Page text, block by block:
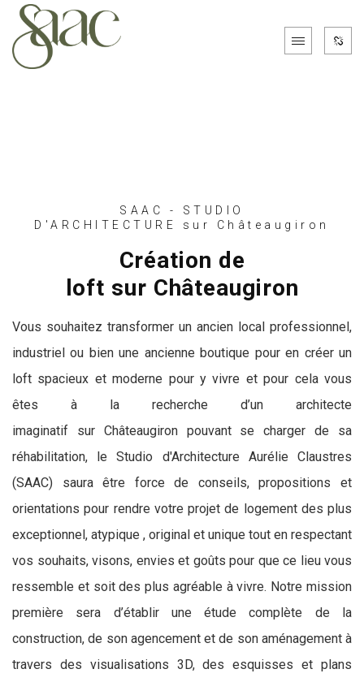
SAAC - STUDIO
D'ARCHITECTURE sur Châteaugiron
Création de
loft sur Châteaugiron
Vous souhaitez transformer un ancien local professionnel,
industriel ou bien une ancienne boutique pour en créer un
loft spacieux et moderne pour y vivre et pour cela vous
êtes à la recherche d’un architecte
imaginatif sur Châteaugiron pouvant se charger de sa
réhabilitation, le Studio d'Architecture Aurélie Claustres
(SAAC) saura être force de conseils, propositions et
orientations pour rendre votre projet de logement des plus
exceptionnel, atypique , original et unique tout en respectant
vos souhaits, visons, envies et goûts pour que ce lieu vous
ressemble et soit des plus agréable à vivre. Notre mission
première sera d’établir une étude complète de la
construction, de son agencement et de son aménagement à
travers des visualisations 3D, des esquisses et plans